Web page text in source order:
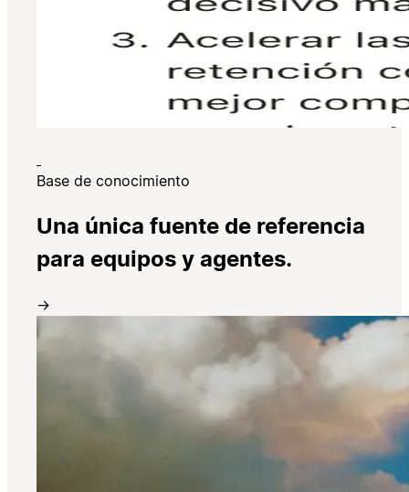
Base de conocimiento
Una única fuente de referencia
para equipos y agentes.
→